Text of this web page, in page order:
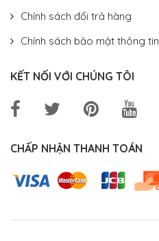
Chính sách đổi trả hàng
Chính sách bảo mật thông tin
KẾT NỐI VỚI CHÚNG TÔI
CHẤP NHẬN THANH TOÁN